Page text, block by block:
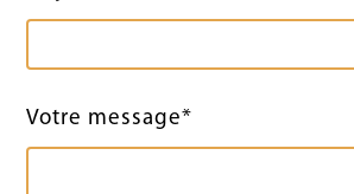
Votre message*